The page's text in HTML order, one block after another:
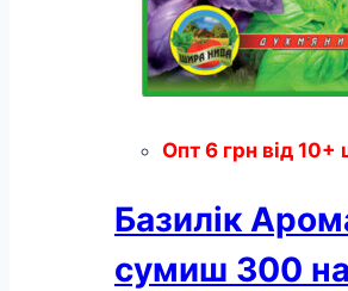
Опт 6 грн від 10+
Базилік
сумиш 300